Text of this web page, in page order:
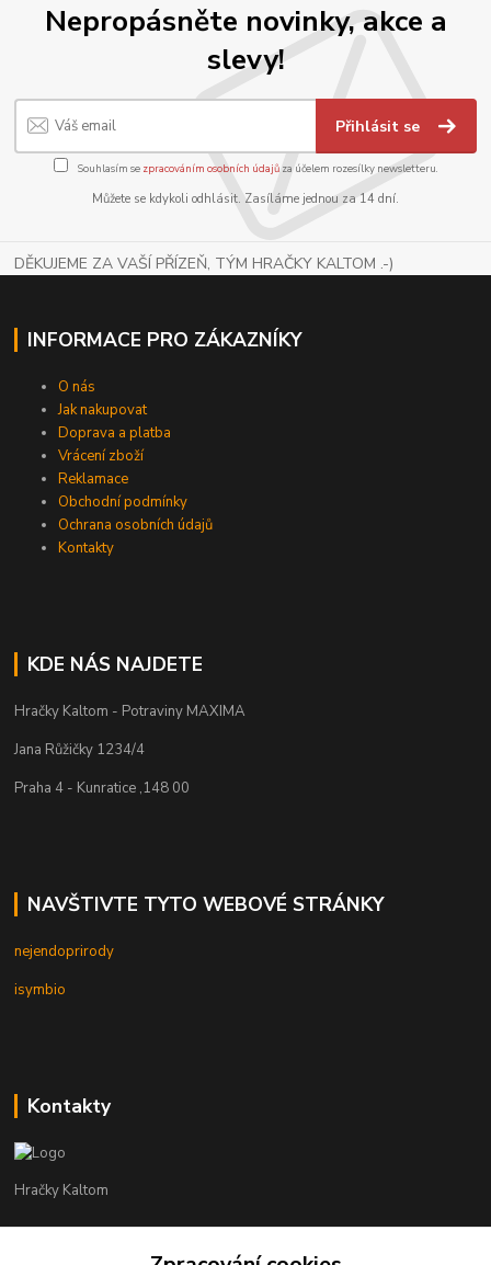
Nepropásněte novinky, akce a
slevy!
Přihlásit se
Souhlasím se zpracováním osobních údajůza účelem rozesílky newsletteru.
Můžete se kdykoli odhlásit. Zasíláme jednou za 14 dní.
DĚKUJEME ZA VAŠÍ PŘÍZEŇ, TÝM HRAČKY KALTOM .-)
INFORMACE PRO ZÁKAZNÍKY
O nás
Jak nakupovat
Doprava a platba
Vrácení zboží
Reklamace
Obchodní podmínky
Ochrana osobních údajů
Kontakty
KDE NÁS NAJDETE
Hračky Kaltom - Potraviny MAXIMA
Jana Růžičky 1234/4
Praha 4 - Kunratice ,148 00
NAVŠTIVTE TYTO WEBOVÉ STRÁNKY
nejendoprirody
isymbio
Kontakty
Hračky Kaltom